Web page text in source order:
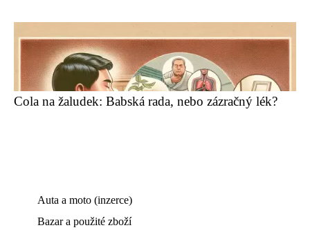
Cola na žaludek: Babská rada, nebo zázračný lék?
Auta a moto (inzerce)
Bazar a použité zboží